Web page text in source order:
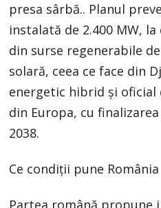
presa sârbă.. Planul
instalată de 2.400 MW,
din surse regenerabile
solară, ceea ce face din
energetic hibrid și oficial
din Europa, cu
2038.
Ce condiții pune România